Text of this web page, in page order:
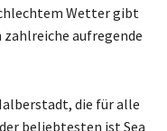
Wetter gibt
aufregende
die für alle
beliebtesten ist Sea